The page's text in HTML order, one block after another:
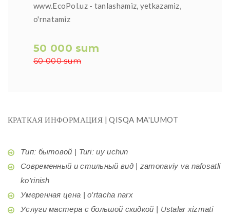
www.EcoPol.uz - tanlashamiz, yetkazamiz,
o'rnatamiz
50 000 sum
60 000 sum
КРАТКАЯ ИНФОРМАЦИЯ | QISQA MA'LUMOT
Тип: бытовой | Turi: uy uchun
Современный и стильный вид | zamonaviy va nafosatli
ko'rinish
Умеренная цена | o'rtacha narx
Услуги мастера с большой скидкой | Ustalar xizmati